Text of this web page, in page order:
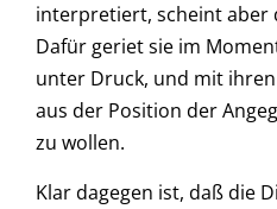
interpretiert, scheint aber
Dafür geriet sie im
unter Druck, und mit
aus der Position der
zu wollen.
Klar dagegen ist, daß die